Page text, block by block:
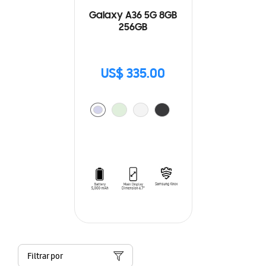
Galaxy A36 5G 8GB
256GB
US$ 335.00
Filtrar por